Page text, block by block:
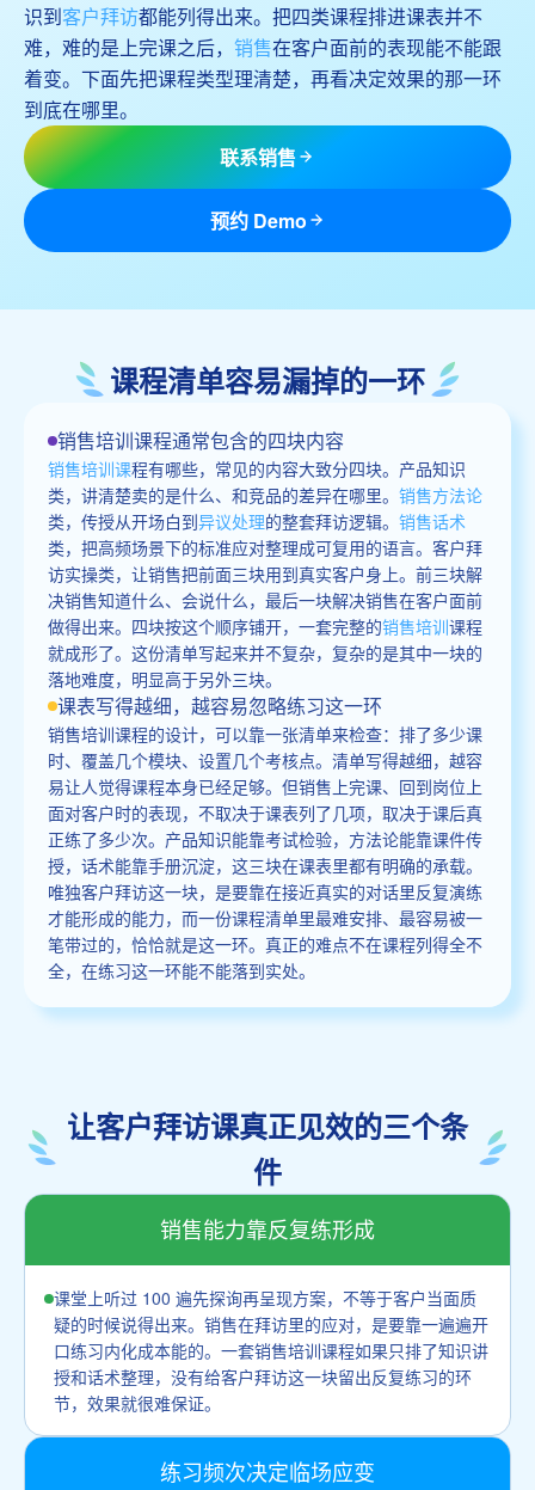
识到客户拜访都能列得出来。把四类课程排进课表并不
难，难的是上完课之后， 销售在客户面前的表现能不能跟
着变。下面先把课程类型理清楚，再看决定效果的那一环
到底在哪里。
联系销售
预约 Demo
课程清单容易漏掉的一环
销售培训课程通常包含的四块内容
销售培训课程有哪些，常见的内容大致分四块。产品知识
类，讲清楚卖的是什么、和竞品的差异在哪里。 销售方法论
类，传授从开场白到异议处理的整套拜访逻辑。 销售话术
类，把高频场景下的标准应对整理成可复用的语言。客户拜
访实操类，让销售把前面三块用到真实客户身上。前三块解
决销售知道什么、会说什么，最后一块解决销售在客户面前
做得出来。四块按这个顺序铺开，一套完整的销售培训课程
就成形了。这份清单写起来并不复杂，复杂的是其中一块的
落地难度，明显高于另外三块。
课表写得越细，越容易忽略练习这一环
销售培训课程的设计，可以靠一张清单来检查：排了多少课
时、覆盖几个模块、设置几个考核点。清单写得越细，越容
易让人觉得课程本身已经足够。但销售上完课、回到岗位上
面对客户时的表现，不取决于课表列了几项，取决于课后真
正练了多少次。产品知识能靠考试检验，方法论能靠课件传
授，话术能靠手册沉淀，这三块在课表里都有明确的承载。
唯独客户拜访这一块，是要靠在接近真实的对话里反复演练
才能形成的能力，而一份课程清单里最难安排、最容易被一
笔带过的，恰恰就是这一环。真正的难点不在课程列得全不
全，在练习这一环能不能落到实处。
让客户拜访课真正见效的三个条
件
销售能力靠反复练形成
课堂上听过 100 遍先探询再呈现方案，不等于客户当面质
疑的时候说得出来。销售在拜访里的应对，是要靠一遍遍开
口练习内化成本能的。一套销售培训课程如果只排了知识讲
授和话术整理，没有给客户拜访这一块留出反复练习的环
节，效果就很难保证。
练习频次决定临场应变